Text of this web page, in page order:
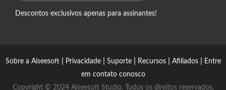
Descontos exclusivos apenas para assinantes!
Sobre a Aiseesoft| Privacidade| Suporte| Recursos| Afiliados|
Entre
em contato conosco
Copyright © 2024 Aiseesoft Studio. Todos os direitos reservados.